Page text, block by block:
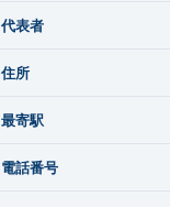
代表者
住所
最寄駅
電話番号